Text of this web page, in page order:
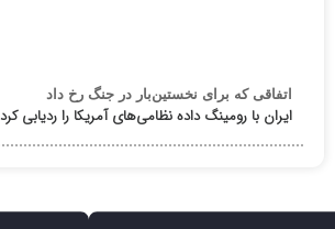
اتفاقی که برای نخستین‌بار در جنگ رخ داد
ایران با رومینگ داده نظامی‌های آمریکا را ردیابی کرد